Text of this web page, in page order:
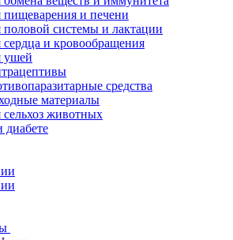
пищеварения и печени
половой системы и лактации
сердца и кровообращения
ушей
средства
материалы
сельхоз животных
диабете